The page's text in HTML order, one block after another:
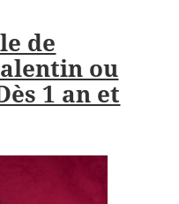
de
ou
1 an et